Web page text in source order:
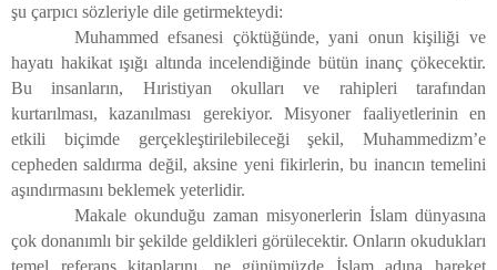
şu çarpıcı sözleriyle dile getirmekteydi:
Muhammed efsanesi çöktüğünde, yani onun kişiliği ve
hayatı hakikat ışığı altında incelendiğinde bütün inanç çökecektir.
Bu insanların, Hıristiyan okulları ve rahipleri tarafından
kurtarılması, kazanılması gerekiyor. Misyoner faaliyetlerinin en
etkili biçimde gerçekleştirilebileceği şekil, Muhammedizm’e
cepheden saldırma değil, aksine yeni fikirlerin, bu inancın temelini
aşındırmasını beklemek yeterlidir.
Makale okunduğu zaman misyonerlerin İslam dünyasına
çok donanımlı bir şekilde geldikleri görülecektir. Onların okudukları
temel referans kitaplarını, ne günümüzde İslam adına hareket